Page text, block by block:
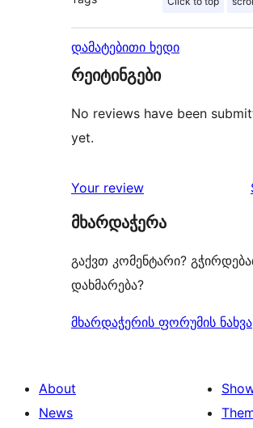
დამატებითი ხედი
რეიტინგები
No reviews have been
yet.
Your review
მხარდაჭერა
გაქვთ კომენტარი?
დახმარება?
მხარდაჭერის ფორუმის ნახვა
About
News